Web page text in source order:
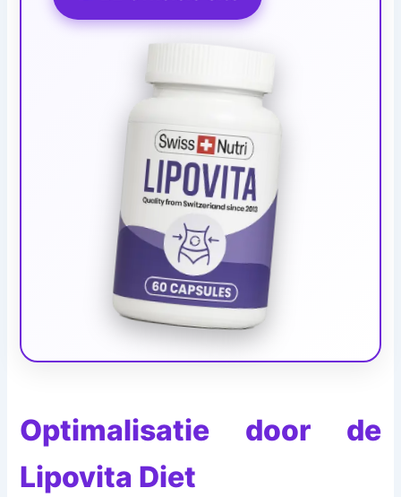
Optimalisatie door de
Lipovita Diet